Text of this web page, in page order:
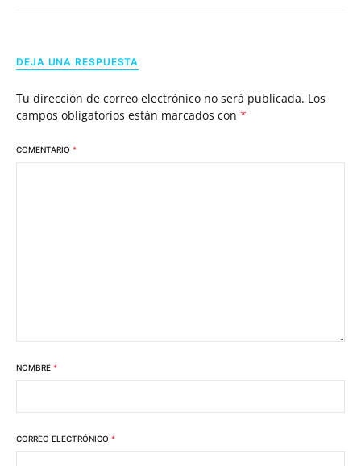
DEJA UNA RESPUESTA
Tu dirección de correo electrónico no será publicada. Los
campos obligatorios están marcados con *
COMENTARIO *
NOMBRE *
CORREO ELECTRÓNICO *